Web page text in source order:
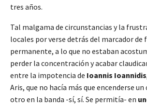
tres años.
Tal malgama de circunstancias y la
locales por verse detrás del marcador de
permanente, a lo que no estaban
perder la concentración y acabar
entre la impotencia de Ioannis Ioannidis
Aris, que no hacía más que encenderse
otro en la banda -sí, sí. Se permitía- en